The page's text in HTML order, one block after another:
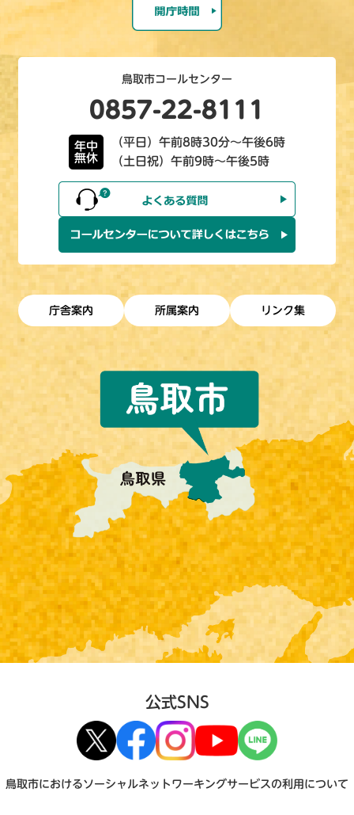
鳥取市コールセンター
0857-22-8111
年中
無休
（平日）午前8時30分～午後6時
（土日祝）午前9時～午後5時
庁舎案内 所属案内 リンク集
公式SNS
鳥取市におけるソーシャルネットワーキングサービスの利用について